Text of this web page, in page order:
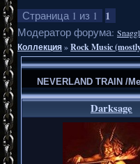
Страница 1 из 1 1
Модератор форума:
Коллекция»Rock Music
NEVERLAND TRAIN /
Darksage